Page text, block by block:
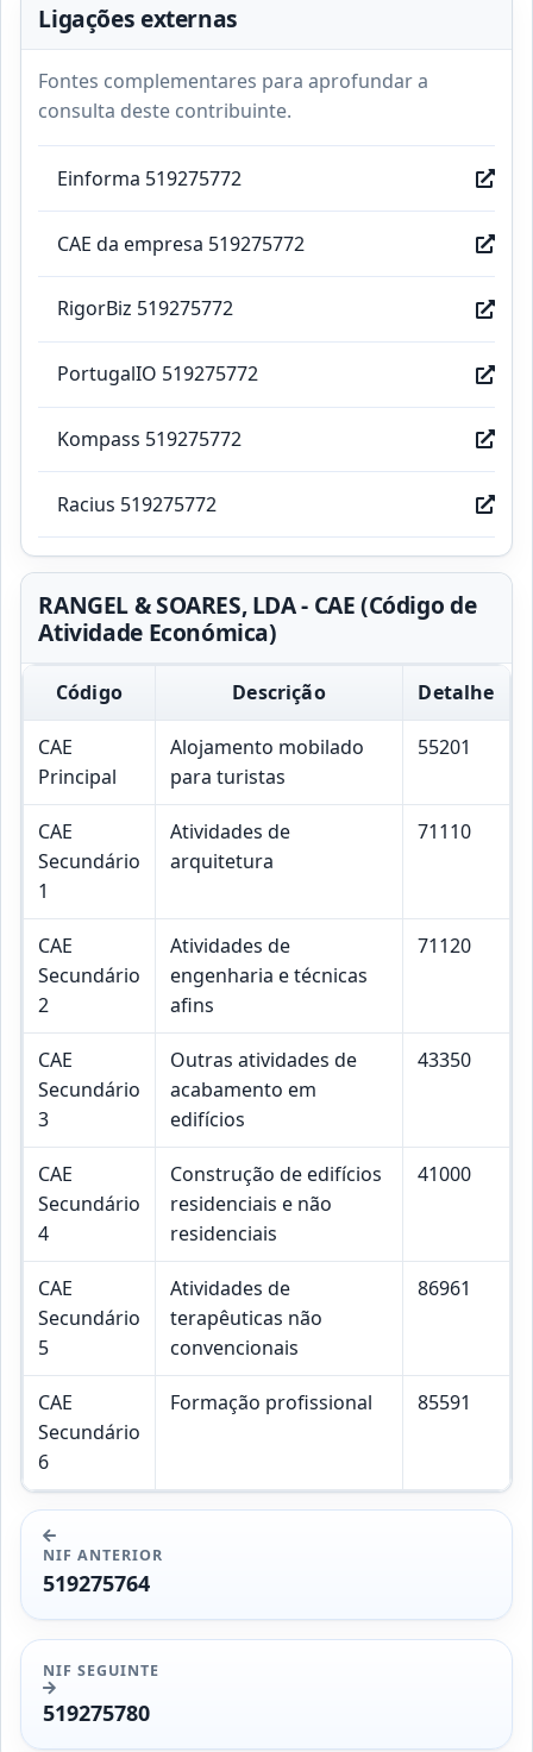
Ligações externas
Fontes complementares para aprofundar a
consulta deste contribuinte.
Einforma 519275772
CAE da empresa 519275772
RigorBiz 519275772
PortugalIO 519275772
Kompass 519275772
Racius 519275772
RANGEL & SOARES, LDA - CAE (Código de
Atividade Económica)
Código Descrição Detalhe
CAE
Principal
Alojamento mobilado
para turistas
55201
CAE
Secundário
1
Atividades de
arquitetura
71110
CAE
Secundário
2
Atividades de
engenharia e técnicas
afins
71120
CAE
Secundário
3
Outras atividades de
acabamento em
edifícios
43350
CAE
Secundário
4
Construção de edifícios
residenciais e não
residenciais
41000
CAE
Secundário
5
Atividades de
terapêuticas não
convencionais
86961
CAE
Secundário
6
Formação profissional 85591
NIF ANTERIOR
519275764
NIF SEGUINTE
519275780